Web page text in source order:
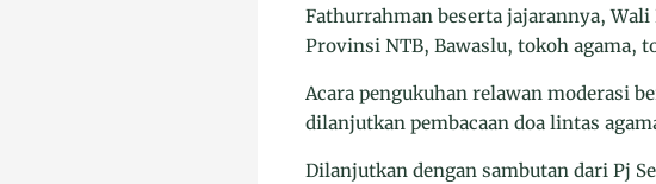
Fathurrahman beserta jajarannya,
Provinsi NTB, Bawaslu, tokoh agama,
Acara pengukuhan relawan moderasi
dilanjutkan pembacaan doa lintas
Dilanjutkan dengan sambutan dari Pj